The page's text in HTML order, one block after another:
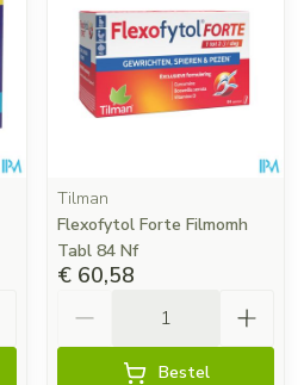
Tilman
Flexofytol Forte Filmomh
Tabl 84 Nf
€ 60,58
Bestel